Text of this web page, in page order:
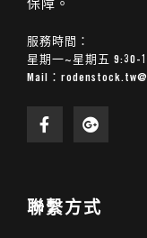
保障。
服務時間：
星期一~星期五 9:30-
Mail：
聯繫方式